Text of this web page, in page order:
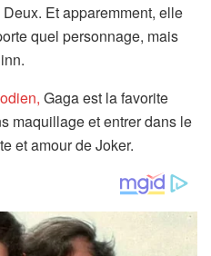
Et apparemment, elle
quel personnage, mais
Gaga est la favorite
maquillage et entrer dans le
et amour de Joker.